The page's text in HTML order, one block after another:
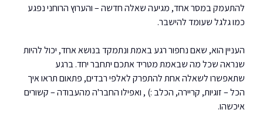
להתעמק במסר אחד, מגיעה שאלה חדשה – והערוץ הרוחני נפגע
כמו גלגל שעומד להישבר.
העניין הוא, שאם נחפור רגע באמת ונתמקד בנושא אחד, יכול להיות
שנראה שכל מה שבאמת מטריד אתכם יתחבר יחד. ברגע
שתאפשרו לשאלה אחת להתפרק לאלפי רבדים, פתאום תראו איך
הכל – זוגיות, קריירה, הכלב :) , ואפילו החבר'ה מהעבודה – קשורים
איכשהו.